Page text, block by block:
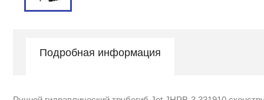
Подробная информация